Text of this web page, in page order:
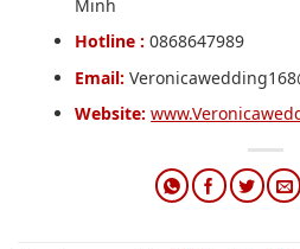
Minh
Hotline : 0868647989
Email:
Website: